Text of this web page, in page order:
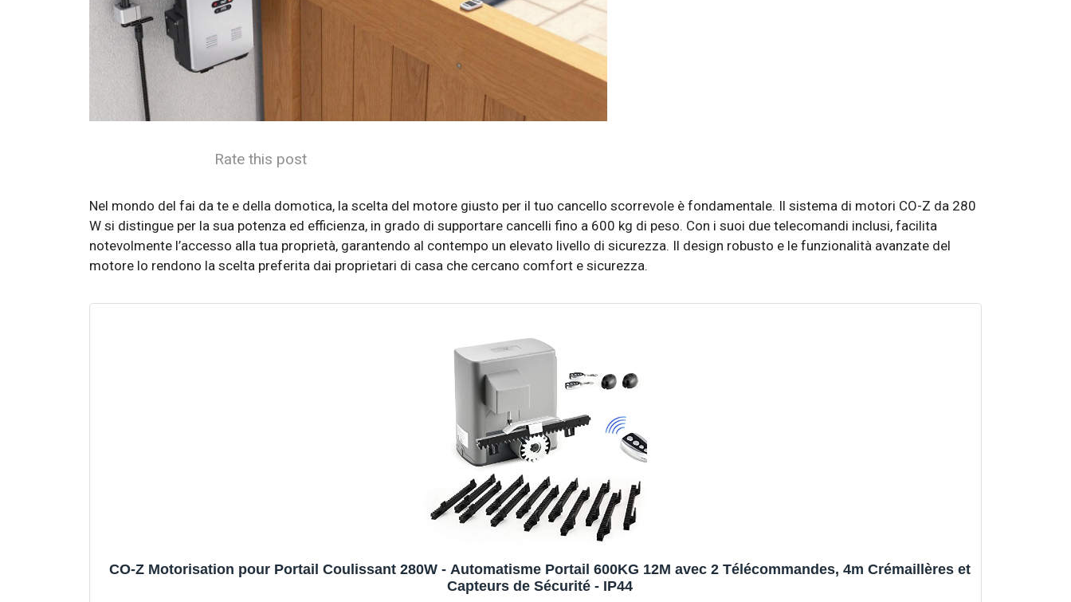
Rate this post
Nel mondo del fai da te e della domotica, la scelta del motore giusto per il tuo cancello scorrevole è fondamentale. Il sistema di motori CO-Z da 280
W si distingue per la sua potenza ed efficienza, in grado di supportare cancelli fino a 600 kg di peso. Con i suoi due telecomandi inclusi, facilita
notevolmente l’accesso alla tua proprietà, garantendo al contempo un elevato livello di sicurezza. Il design robusto e le funzionalità avanzate del
motore lo rendono la scelta preferita dai proprietari di casa che cercano comfort e sicurezza.
CO-Z Motorisation pour Portail Coulissant 280W - Automatisme Portail 600KG 12M avec 2 Télécommandes, 4m Crémaillères et
Capteurs de Sécurité - IP44